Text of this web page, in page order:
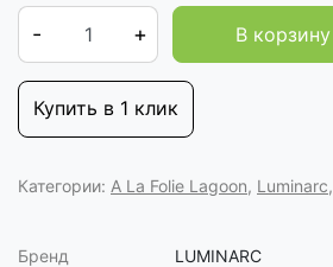
- + В корзину
Купить в 1 клик
Категории: A La Folie Lagoon, Luminarc,
Бренд LUMINARC